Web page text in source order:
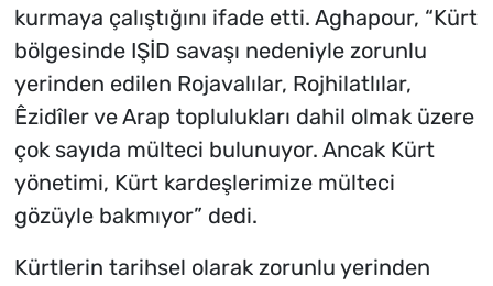
kurmaya çalıştığını ifade etti. Aghapour, “Kürt
bölgesinde IŞİD savaşı nedeniyle zorunlu
yerinden edilen Rojavalılar, Rojhilatlılar,
Êzidîler ve Arap toplulukları dahil olmak üzere
çok sayıda mülteci bulunuyor. Ancak Kürt
yönetimi, Kürt kardeşlerimize mülteci
gözüyle bakmıyor” dedi.
Kürtlerin tarihsel olarak zorunlu yerinden